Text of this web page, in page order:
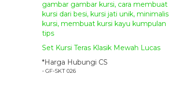
Set Kursi Teras Klasik Mewah Lucas
*Harga Hubungi CS
- GF-SKT 026